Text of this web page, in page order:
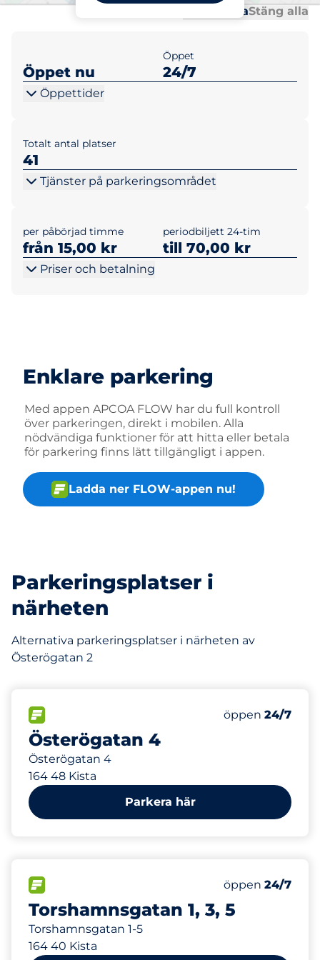
Öppna allaStäng alla
Öppet nu
Öppet
24/7
Öppettider
Totalt antal platser
41
Tjänster på parkeringsområdet
per påbörjad timme
från 15,00 kr
periodbiljett 24-tim
till 70,00 kr
Priser och betalning
Enklare parkering
Med appen APCOA FLOW har du full kontroll
över parkeringen, direkt i mobilen. Alla
nödvändiga funktioner för att hitta eller betala
för parkering finns lätt tillgängligt i appen.
Ladda ner FLOW-appen nu!
Parkeringsplatser i
närheten
Alternativa parkeringsplatser i närheten av
Österögatan 2
Österögatan 4
Österögatan 4
164 48 Kista
Antal
Totalt antal
Torsdag&nbsp
öppen 24/7
71 m
Parkera här
Torshamnsgatan 1, 3, 5
Torshamnsgatan 1-5
164 40 Kista
Antal
Totalt antal
Torsdag&nbsp
öppen 24/7
163 m